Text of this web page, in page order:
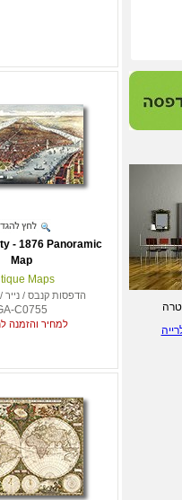
לחץ/י
- 1876 Panoramic
Map
Maps
הדפסות קנבס / נייר
C0755
למחיר והזמנה